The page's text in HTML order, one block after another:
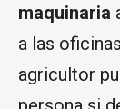
maquinaria
a las
agricultor